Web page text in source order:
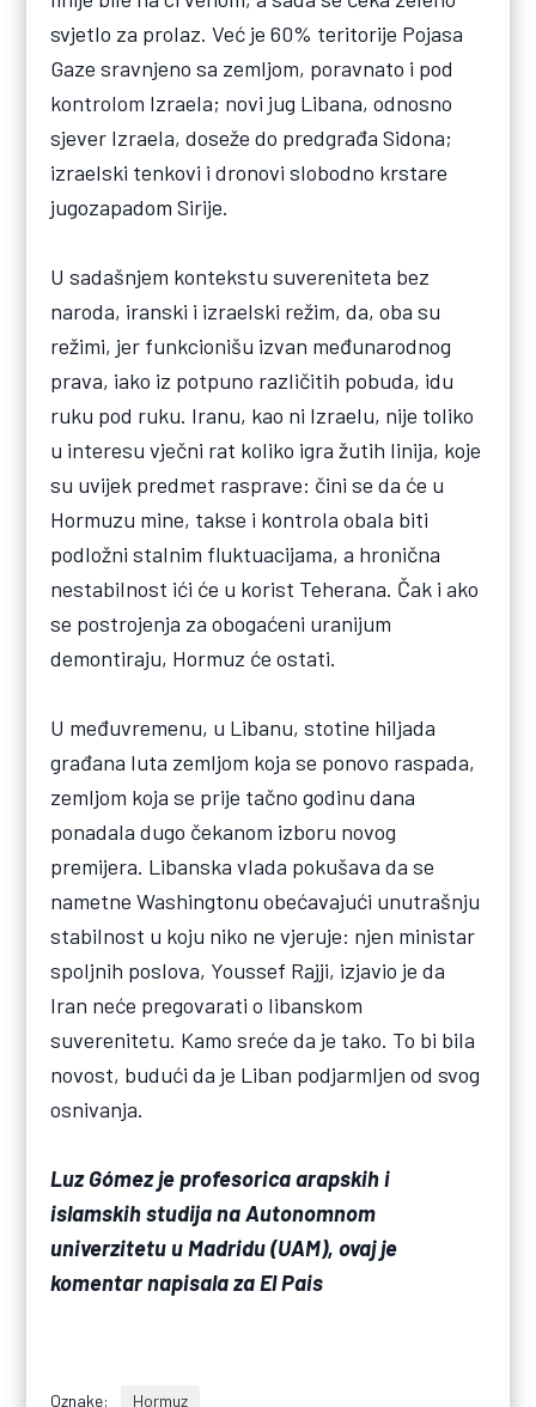
svjetlo za prolaz. Već je 60% teritorije Pojasa
Gaze sravnjeno sa zemljom, poravnato i pod
kontrolom Izraela; novi jug Libana, odnosno
sjever Izraela, doseže do predgrađa Sidona;
izraelski tenkovi i dronovi slobodno krstare
jugozapadom Sirije.
U sadašnjem kontekstu suvereniteta bez
naroda, iranski i izraelski režim, da, oba su
režimi, jer funkcionišu izvan međunarodnog
prava, iako iz potpuno različitih pobuda, idu
ruku pod ruku. Iranu, kao ni Izraelu, nije toliko
u interesu vječni rat koliko igra žutih linija, koje
su uvijek predmet rasprave: čini se da će u
Hormuzu mine, takse i kontrola obala biti
podložni stalnim fluktuacijama, a hronična
nestabilnost ići će u korist Teherana. Čak i ako
se postrojenja za obogaćeni uranijum
demontiraju, Hormuz će ostati.
U međuvremenu, u Libanu, stotine hiljada
građana luta zemljom koja se ponovo raspada,
zemljom koja se prije tačno godinu dana
ponadala dugo čekanom izboru novog
premijera. Libanska vlada pokušava da se
nametne Washingtonu obećavajući unutrašnju
stabilnost u koju niko ne vjeruje: njen ministar
spoljnih poslova, Youssef Rajji, izjavio je da
Iran neće pregovarati o libanskom
suverenitetu. Kamo sreće da je tako. To bi bila
novost, budući da je Liban podjarmljen od svog
osnivanja.
Luz Gómez je profesorica arapskih i
islamskih studija na Autonomnom
univerzitetu u Madridu (UAM), ovaj je
komentar napisala za El Pais
Oznake: Hormuz